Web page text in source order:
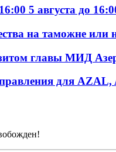
5 августа до
на таможне или
главы МИД
для AZAL,